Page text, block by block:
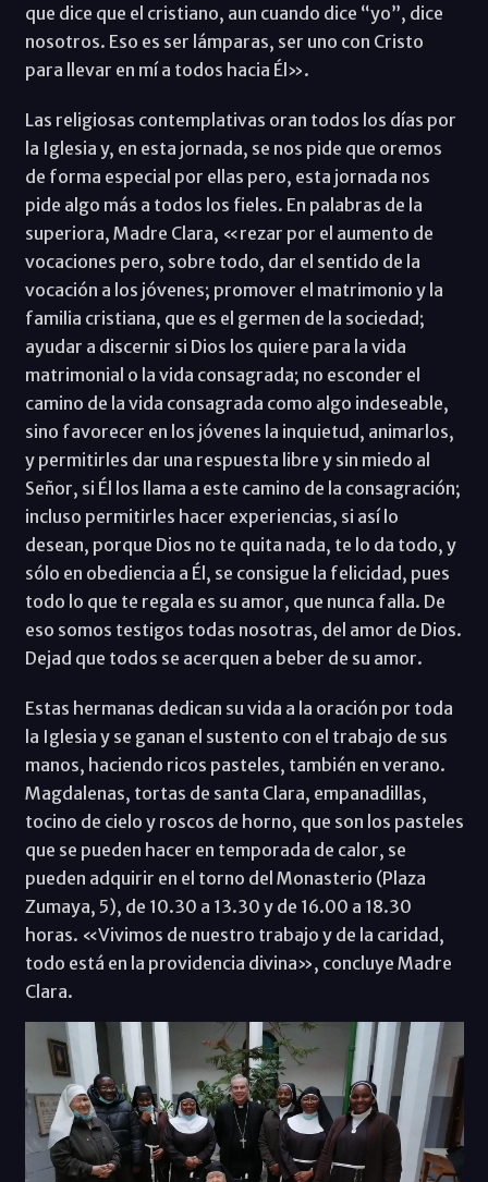
que dice que el cristiano, aun cuando dice “yo”, dice
nosotros. Eso es ser lámparas, ser uno con Cristo
para llevar en mí a todos hacia Él».
Las religiosas contemplativas oran todos los días por
la Iglesia y, en esta jornada, se nos pide que oremos
de forma especial por ellas pero, esta jornada nos
pide algo más a todos los fieles. En palabras de la
superiora, Madre Clara, «rezar por el aumento de
vocaciones pero, sobre todo, dar el sentido de la
vocación a los jóvenes; promover el matrimonio y la
familia cristiana, que es el germen de la sociedad;
ayudar a discernir si Dios los quiere para la vida
matrimonial o la vida consagrada; no esconder el
camino de la vida consagrada como algo indeseable,
sino favorecer en los jóvenes la inquietud, animarlos,
y permitirles dar una respuesta libre y sin miedo al
Señor, si Él los llama a este camino de la consagración;
incluso permitirles hacer experiencias, si así lo
desean, porque Dios no te quita nada, te lo da todo, y
sólo en obediencia a Él, se consigue la felicidad, pues
todo lo que te regala es su amor, que nunca falla. De
eso somos testigos todas nosotras, del amor de Dios.
Dejad que todos se acerquen a beber de su amor.
Estas hermanas dedican su vida a la oración por toda
la Iglesia y se ganan el sustento con el trabajo de sus
manos, haciendo ricos pasteles, también en verano.
Magdalenas, tortas de santa Clara, empanadillas,
tocino de cielo y roscos de horno, que son los pasteles
que se pueden hacer en temporada de calor, se
pueden adquirir en el torno del Monasterio (Plaza
Zumaya, 5), de 10.30 a 13.30 y de 16.00 a 18.30
horas. «Vivimos de nuestro trabajo y de la caridad,
todo está en la providencia divina», concluye Madre
Clara.